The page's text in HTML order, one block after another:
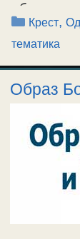
обратно
беды
думает –
#крест,
Крест,
тематика
Образ